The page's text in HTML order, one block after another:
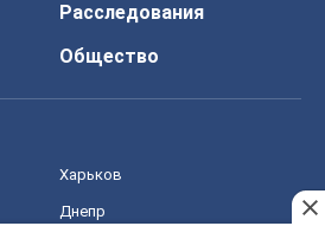
Расследования
Общество
Харьков
Днепр